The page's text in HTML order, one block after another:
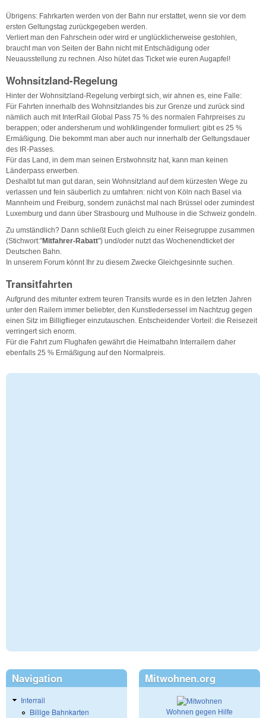
Übrigens: Fahrkarten werden von der Bahn nur erstattet, wenn sie vor dem
ersten Geltungstag zurückgegeben werden.
Verliert man den Fahrschein oder wird er unglücklicherweise gestohlen,
braucht man von Seiten der Bahn nicht mit Entschädigung oder
Neuausstellung zu rechnen. Also hütet das Ticket wie euren Augapfel!
Wohnsitzland-Regelung
Hinter der Wohnsitzland-Regelung verbirgt sich, wir ahnen es, eine Falle:
Für Fahrten innerhalb des Wohnsitzlandes bis zur Grenze und zurück sind
nämlich auch mit InterRail Global Pass 75 % des normalen Fahrpreises zu
berappen; oder andersherum und wohlklingender formuliert: gibt es 25 %
Ermäßigung. Die bekommt man aber auch nur innerhalb der Geltungsdauer
des IR-Passes.
Für das Land, in dem man seinen Erstwohnsitz hat, kann man keinen
Länderpass erwerben.
Deshalbt tut man gut daran, sein Wohnsitzland auf dem kürzesten Wege zu
verlassen und fein säuberlich zu umfahren: nicht von Köln nach Basel via
Mannheim und Freiburg, sondern zunächst mal nach Brüssel oder zumindest
Luxemburg und dann über Strasbourg und Mulhouse in die Schweiz gondeln.
Zu umständlich? Dann schließt Euch gleich zu einer Reisegruppe zusammen
(Stichwort:"Mitfahrer-Rabatt") und/oder nutzt das Wochenendticket der
Deutschen Bahn.
In unserem Forum könnt Ihr zu diesem Zwecke Gleichgesinnte suchen.
Transitfahrten
Aufgrund des mitunter extrem teuren Transits wurde es in den letzten Jahren
unter den Railern immer beliebter, den Kunstledersessel im Nachtzug gegen
einen Sitz im Billigflieger einzutauschen. Entscheidender Vorteil: die Reisezeit
verringert sich enorm.
Für die Fahrt zum Flughafen gewährt die Heimatbahn Interrailern daher
ebenfalls 25 % Ermäßigung auf den Normalpreis.
Navigation
Interrail
Billige Bahnkarten
Mitwohnen.org
Wohnen gegen Hilfe